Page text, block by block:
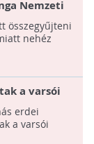
Nemzeti
összegyűjteni
nehéz
a varsói
erdei
a varsói